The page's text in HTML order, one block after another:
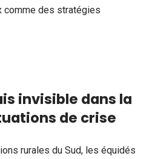
comme des stratégies
invisible dans la
de crise
rurales du Sud, les équidés